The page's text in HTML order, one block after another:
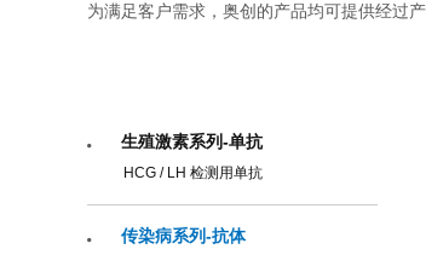
为满足客户需求，奥创的产品均可提供经过
生殖激素系列-单抗
HCG / LH 检测用单抗
传染病系列-抗体